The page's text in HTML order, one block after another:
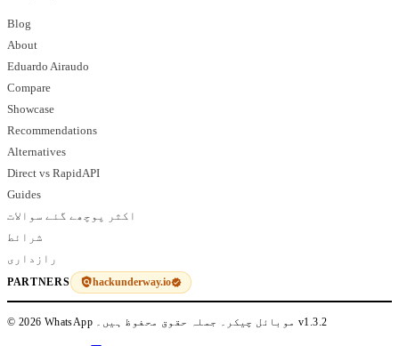
Blog
About
Eduardo Airaudo
Compare
Showcase
Recommendations
Alternatives
Direct vs RapidAPI
Guides
اکثر پوچھے گئے سوالات
شرائط
رازداری
PARTNERS hackunderway.io
© 2026 WhatsApp موبائل چیکر۔ جملہ حقوق محفوظ ہیں۔v1.3.2